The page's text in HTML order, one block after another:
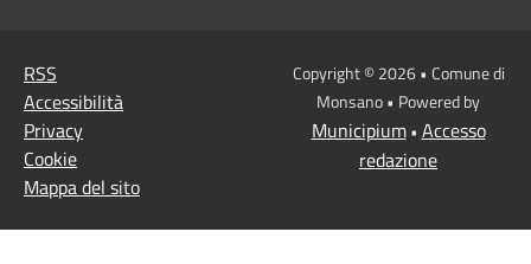
RSS
Accessibilità
Privacy
Cookie
Mappa del sito
Copyright © 2026 • Comune di
Monsano • Powered by
Municipium• Accesso
redazione